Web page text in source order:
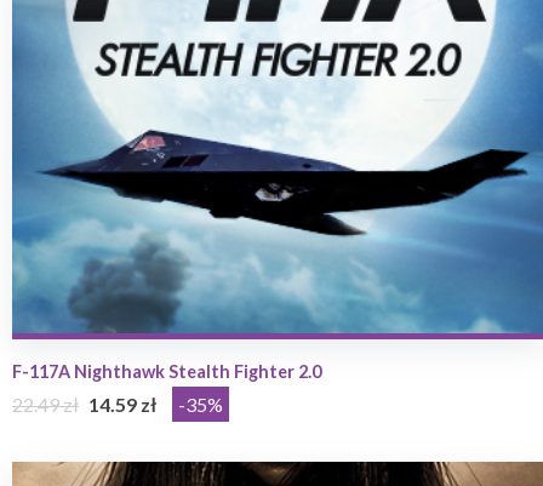
F-117A Nighthawk Stealth Fighter 2.0
22.49 zł 14.59 zł -35%